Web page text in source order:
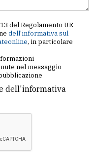
del Regolamento UE
dell'informativa sul
, in particolare
nel messaggio
dell'informativa